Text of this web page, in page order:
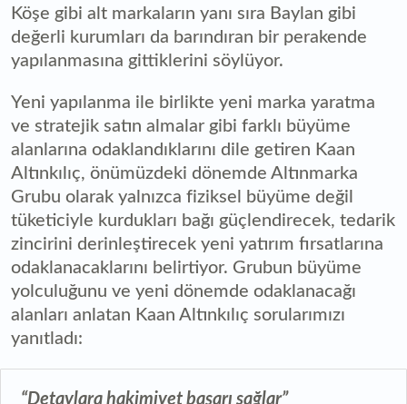
Köşe gibi alt markaların yanı sıra Baylan gibi
değerli kurumları da barındıran bir perakende
yapılanmasına gittiklerini söylüyor.
Yeni yapılanma ile birlikte yeni marka yaratma
ve stratejik satın almalar gibi farklı büyüme
alanlarına odaklandıklarını dile getiren Kaan
Altınkılıç, önümüzdeki dönemde Altınmarka
Grubu olarak yalnızca fiziksel büyüme değil
tüketiciyle kurdukları bağı güçlendirecek, tedarik
zincirini derinleştirecek yeni yatırım fırsatlarına
odaklanacaklarını belirtiyor. Grubun büyüme
yolculuğunu ve yeni dönemde odaklanacağı
alanları anlatan Kaan Altınkılıç sorularımızı
yanıtladı:
“Detaylara hakimiyet başarı sağlar”